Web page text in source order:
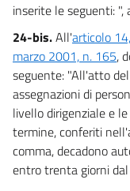
inserite le seguenti: ",
24-bis.All'articolo
marzo 2001, n. 165,
seguente: "All'atto
assegnazioni di
livello dirigenziale e
termine, conferiti
comma, decadono
entro trenta giorni